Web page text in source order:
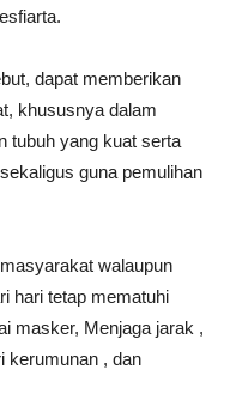
dapat memberikan
khususnya dalam
tubuh yang kuat serta
guna pemulihan
walaupun
hari tetap mematuhi
masker, Menjaga jarak ,
kerumunan , dan